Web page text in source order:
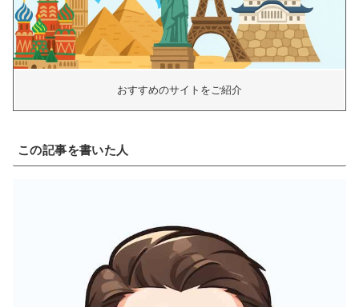
おすすめのサイトをご紹介
この記事を書いた人